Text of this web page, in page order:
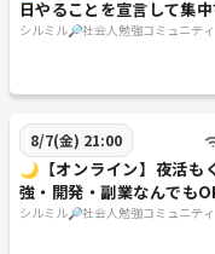
日やることを宣言して集
シルミル🔎社会人勉強コミュニティ
8/7(金) 21:00
🌙【オンライン】夜活も
強・開発・副業なんでも
り
シルミル🔎社会人勉強コミュニティ